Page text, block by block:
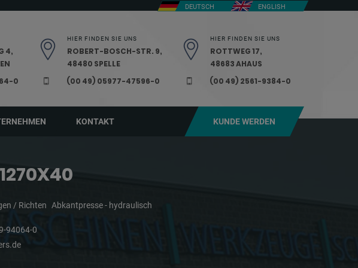
DEUTSCH ENGLISH
4,
0
HIER FINDEN SIE UNS
ROBERT-BOSCH-STR. 9,
48480 SPELLE
(00 49) 05977-47596-0
HIER FINDEN SIE UNS
ROTTWEG 17,
48683 AHAUS
(00 49) 2561-9384-0
KONTAKT KUNDE WERDEN
/ Richten Abkantpresse - hydraulisch
94064-0